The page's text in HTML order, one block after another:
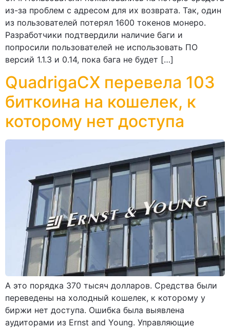
из-за проблем с адресом для их возврата. Так, один
из пользователей потерял 1600 токенов монеро.
Разработчики подтвердили наличие баги и
попросили пользователей не использовать ПО
версий 1.1.3 и 0.14, пока бага не будет […]
QuadrigaCX перевела 103
биткоина на кошелек, к
которому нет доступа
А это порядка 370 тысяч долларов. Средства были
переведены на холодный кошелек, к которому у
биржи нет доступа. Ошибка была выявлена
аудиторами из Ernst and Young. Управляющие